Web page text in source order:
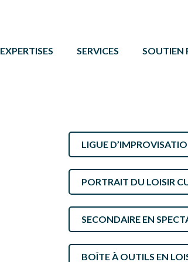
EXPERTISES
LOISIR MUNICIPAL
PARCS ET ESPACES RÉCRÉATIFS
PERSONNES HANDICAPÉES
SERVICES
BOÎTE À OUTILS
SOUTIEN
LIGUE
PORTRAIT DU LOISIR
SECONDAIRE EN
BOÎTE À OUTILS EN